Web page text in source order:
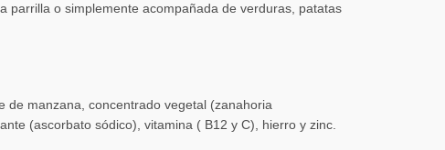
parrilla o simplemente acompañada de verduras, patatas
de manzana, concentrado vegetal (zanahoria
(ascorbato sódico), vitamina ( B12 y C), hierro y zinc.